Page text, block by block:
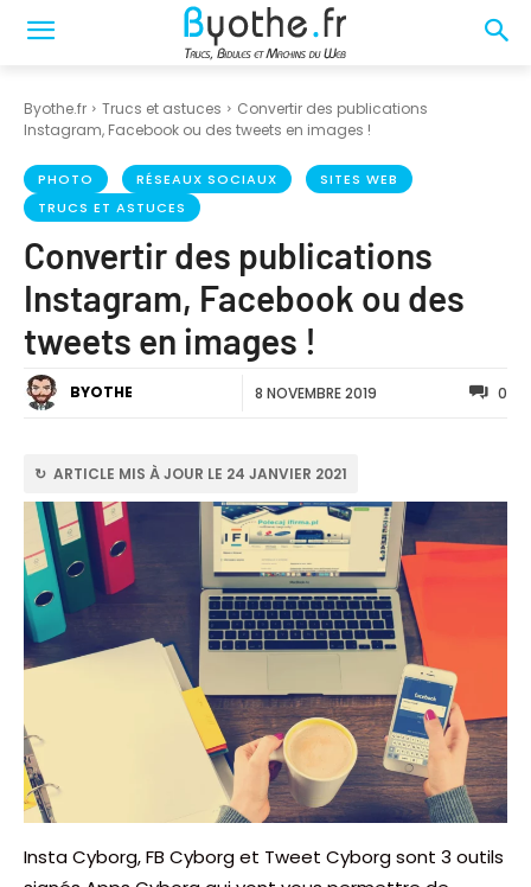
Byothe.fr Trucs et astuces
Convertir des publications
Instagram, Facebook ou des tweets en images !
PHOTO RÉSEAUX SOCIAUX
SITES WEB
TRUCS ET ASTUCES
Convertir des publications
Instagram, Facebook ou des
tweets en images !
BYOTHE 8 NOVEMBRE 2019 0
↻ ARTICLE MIS À JOUR LE 24 JANVIER 2021
Insta Cyborg, FB Cyborg et Tweet Cyborg sont 3 outils